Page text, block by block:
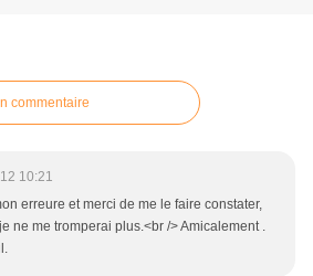
commentaire
10:21
erreure et merci de me le faire constater,
ne me tromperai plus.<br /> Amicalement .